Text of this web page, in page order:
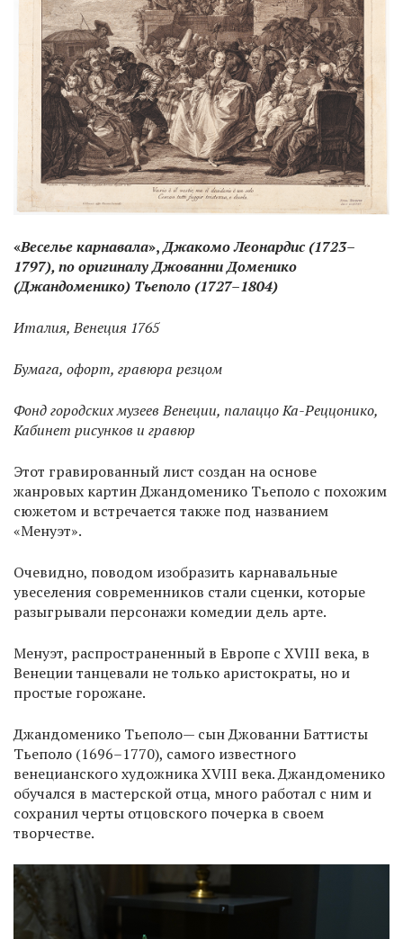
«Веселье карнавала»,Джакомо Леонардис (1723–
1797), по оригиналу Джованни Доменико
(Джандоменико) Тьеполо (1727–1804)
Италия, Венеция 1765
Бумага, офорт, гравюра резцом
Фонд городских музеев Венеции, палаццо Ка-Реццонико,
Кабинет рисунков и гравюр
Этот гравированный лист создан на основе
жанровых картин Джандоменико Тьеполо с похожим
сюжетом и встречается также под названием
«Менуэт».
Очевидно, поводом изобразить карнавальные
увеселения современников стали сценки, которые
разыгрывали персонажи комедии дель арте.
Менуэт, распространенный в Европе с XVIII века, в
Венеции танцевали не только аристократы, но и
простые горожане.
Джандоменико Тьеполо— сын Джованни Баттисты
Тьеполо (1696–1770), самого известного
венецианского художника XVIII века. Джандоменико
обучался в мастерской отца, много работал с ним и
сохранил черты отцовского почерка в своем
творчестве.